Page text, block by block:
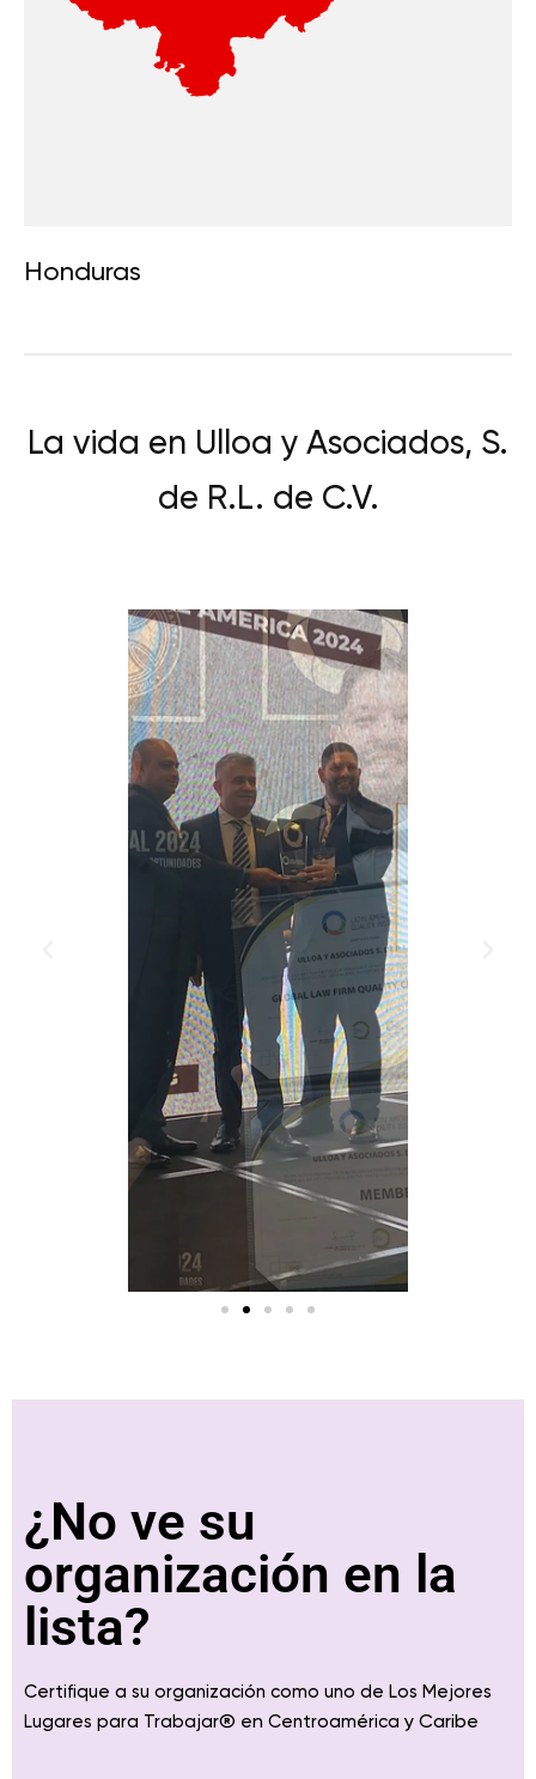
Honduras
La vida en Ulloa y Asociados, S.
de R.L. de C.V.
¿No ve su
organización en la
lista?
Certifique a su organización como uno de Los Mejores
Lugares para Trabajar® en Centroamérica y Caribe